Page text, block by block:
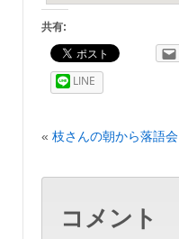
共有:
LINE
« 枝さんの朝から落語会
コメント